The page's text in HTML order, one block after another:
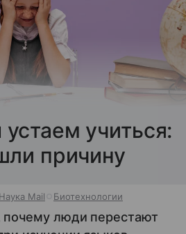
учиться:
причину
Наука Mail Биотехнологии
люди перестают